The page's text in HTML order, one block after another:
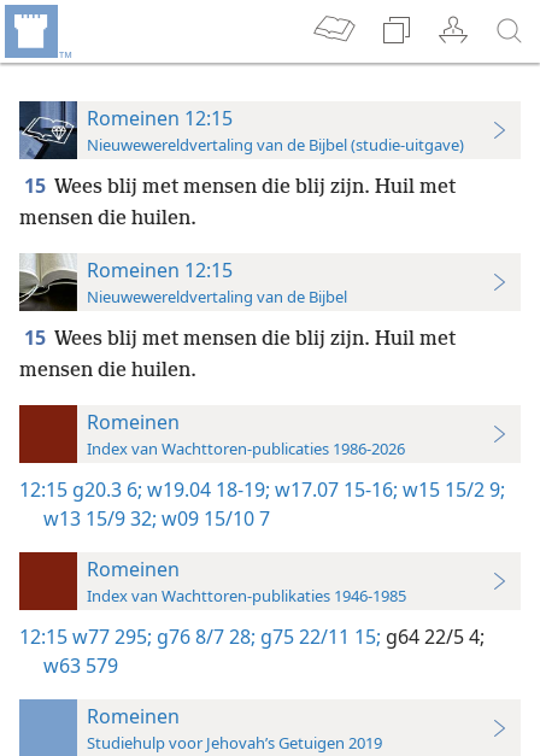
Romeinen 12:15
Nieuwewereldvertaling van de Bijbel (studie-uitgave)
15 Wees blij met mensen die blij zijn. Huil met
mensen die huilen.
Romeinen 12:15
Nieuwewereldvertaling van de Bijbel
15 Wees blij met mensen die blij zijn. Huil met
mensen die huilen.
Romeinen
Index van Wachttoren-publicaties 1986-2026
12:15 g20.3 6; w19.04 18-19; w17.07 15-16; w15 15/2 9;
w13 15/9 32; w09 15/10 7
Romeinen
Index van Wachttoren-publikaties 1946-1985
12:15w77 295; g76 8/7 28; g75 22/11 15; g64 22/5 4;
w63 579
Romeinen
Studiehulp voor Jehovah’s Getuigen 2019